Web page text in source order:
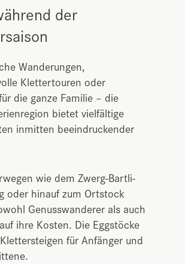
der
Wanderungen,
Klettertouren oder
die ganze Familie – die
bietet vielfältige
inmitten beeindruckender
wie dem Zwerg-Bartli-
oder hinauf zum Ortstock
Genusswanderer als auch
ihre Kosten. Die Eggstöcke
für Anfänger und